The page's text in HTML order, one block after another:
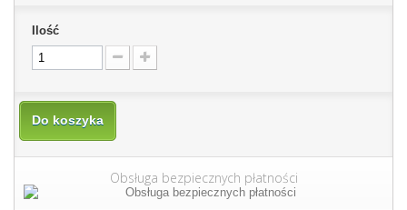
Ilość
Do koszyka
Obsługa bezpiecznych płatności